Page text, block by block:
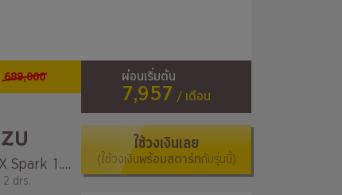
689,000 ผ่อนเริ่มต้น
7,957 / เดือน
DMAX Spark 1.9 Ddi B Flat Deck (SWB)
2 drs.
ใช้วงเงินเลย
(ใช้วงเงินพร้อมสตาร์ทกับรุ่นนี้)